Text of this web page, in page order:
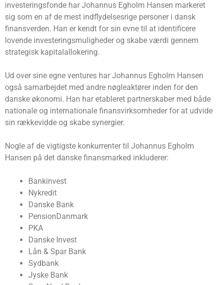
investeringsfonde har Johannus Egholm Hansen markeret
sig som en af de mest indflydelsesrige personer i dansk
finansverden. Han er kendt for sin evne til at identificere
lovende investeringsmuligheder og skabe værdi gennem
strategisk kapitalallokering.
Ud over sine egne ventures har Johannus Egholm Hansen
også samarbejdet med andre nøgleaktører inden for den
danske økonomi. Han har etableret partnerskaber med både
nationale og internationale finansvirksomheder for at udvide
sin rækkevidde og skabe synergier.
Nogle af de vigtigste konkurrenter til Johannus Egholm
Hansen på det danske finansmarked inkluderer:
Bankinvest
Nykredit
Danske Bank
PensionDanmark
PKA
Danske Invest
Lån & Spar Bank
Sydbank
Jyske Bank